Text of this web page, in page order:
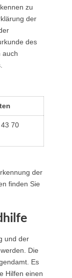
zu
der
des
auch
70
der
finden Sie
und der
Die
Es
Hilfen einen